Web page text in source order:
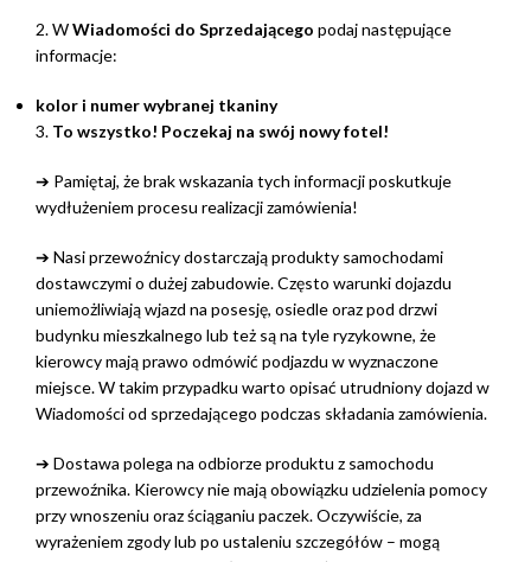
2. WWiadomości do Sprzedającego podaj następujące
informacje:
kolor i numer wybranej tkaniny
3. To wszystko! Poczekaj na swój nowy fotel!
➔ Pamiętaj, że brak wskazania tych informacji poskutkuje
wydłużeniem procesu realizacji zamówienia!
➔ Nasi przewoźnicy dostarczają produkty samochodami
dostawczymi o dużej zabudowie. Często warunki dojazdu
uniemożliwiają wjazd na posesję, osiedle oraz pod drzwi
budynku mieszkalnego lub też są na tyle ryzykowne, że
kierowcy mają prawo odmówić podjazdu w wyznaczone
miejsce. W takim przypadku warto opisać utrudniony dojazd w
Wiadomości od sprzedającego podczas składania zamówienia.
➔ Dostawa polega na odbiorze produktu z samochodu
przewoźnika. Kierowcy nie mają obowiązku udzielenia pomocy
przy wnoszeniu oraz ściąganiu paczek. Oczywiście, za
wyrażeniem zgody lub po ustaleniu szczegółów – mogą